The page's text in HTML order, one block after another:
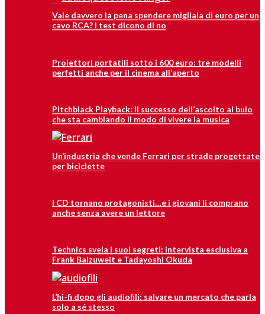
Vale davvero la pena spendere migliaia di euro per un
cavo RCA? I test dicono di no
Proiettori portatili sotto i 600 euro: tre modelli
perfetti anche per il cinema all’aperto
Pitchblack Playback: il successo dell’ascolto al buio
che sta cambiando il modo di vivere la musica
Un’industria che vende Ferrari per strade progettate
per biciclette
I CD tornano protagonisti…e i giovani li comprano
anche senza avere un lettore
Technics svela i suoi segreti: intervista esclusiva a
Frank Balzuweit e Tadayoshi Okuda
L’hi-fi dopo gli audiofili: salvare un mercato che parla
solo a sé stesso